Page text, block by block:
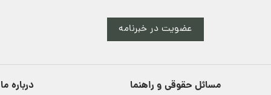
عضویت در خبرنامه
مسائل حقوقی و راهنما درباره ما